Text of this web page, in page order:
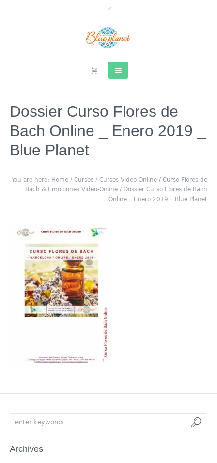
Dossier Curso Flores de
Bach Online _ Enero 2019 _
Blue Planet
You are here: Home / Cursos / Cursos Video-Online / Curso Flores de
Bach & Emociones Video-Online / Dossier Curso Flores de Bach
Online _ Enero 2019 _ Blue Planet
Archives